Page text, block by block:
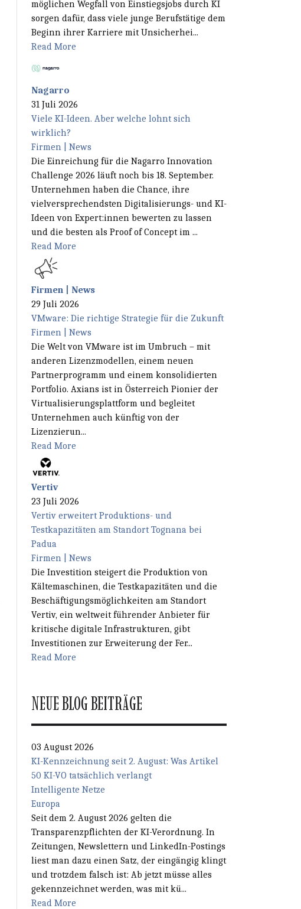
möglichen Wegfall von Einstiegsjobs durch KI
sorgen dafür, dass viele junge Berufstätige dem
Beginn ihrer Karriere mit Unsicherhei...
Read More
Nagarro
31 Juli 2026
Viele KI-Ideen. Aber welche lohnt sich
wirklich?
Firmen | News
Die Einreichung für die Nagarro Innovation
Challenge 2026 läuft noch bis 18. September.
Unternehmen haben die Chance, ihre
vielversprechendsten Digitalisierungs- und KI-
Ideen von Expert:innen bewerten zu lassen
und die besten als Proof of Concept im ...
Read More
Firmen | News
29 Juli 2026
VMware: Die richtige Strategie für die Zukunft
Firmen | News
Die Welt von VMware ist im Umbruch – mit
anderen Lizenzmodellen, einem neuen
Partnerprogramm und einem konsolidierten
Portfolio. Axians ist in Österreich Pionier der
Virtualisierungsplattform und begleitet
Unternehmen auch künftig von der
Lizenzierun...
Read More
Vertiv
23 Juli 2026
Vertiv erweitert Produktions- und
Testkapazitäten am Standort Tognana bei
Padua
Firmen | News
Die Investition steigert die Produktion von
Kältemaschinen, die Testkapazitäten und die
Beschäftigungsmöglichkeiten am Standort
Vertiv, ein weltweit führender Anbieter für
kritische digitale Infrastrukturen, gibt
Investitionen zur Erweiterung der Fer...
Read More
NEUE BLOG BEITRÄGE
03 August 2026
KI-Kennzeichnung seit 2. August: Was Artikel
50 KI-VO tatsächlich verlangt
Intelligente Netze
Europa
Seit dem 2. August 2026 gelten die
Transparenzpflichten der KI-Verordnung. In
Zeitungen, Newslettern und LinkedIn-Postings
liest man dazu einen Satz, der eingängig klingt
und trotzdem falsch ist: Ab jetzt müsse alles
gekennzeichnet werden, was mit kü...
Read More